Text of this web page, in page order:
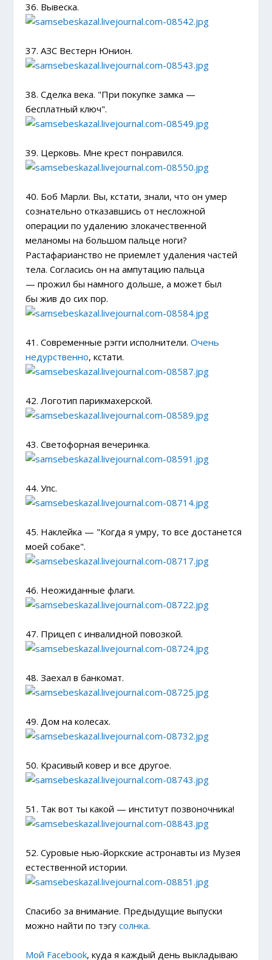
36. Вывеска.
37. АЗС Вестерн Юнион.
38. Сделка века. "При покупке замка —
бесплатный ключ".
39. Церковь. Мне крест понравился.
40. Боб Марли. Вы, кстати, знали, что он умер
сознательно отказавшись от несложной
операции по удалению злокачественной
меланомы на большом пальце ноги?
Растафарианство не приемлет удаления частей
тела. Согласись он на ампутацию пальца
— прожил бы намного дольше, а может был
бы жив до сих пор.
41. Современные рэгги исполнители.Очень
недурственно, кстати.
42. Логотип парикмахерской.
43. Светофорная вечеринка.
44. Упс.
45. Наклейка — "Когда я умру, то все достанется
моей собаке".
46. Неожиданные флаги.
47. Прицеп с инвалидной повозкой.
48. Заехал в банкомат.
49. Дом на колесах.
50. Красивый ковер и все другое.
51. Так вот ты какой — институт позвоночника!
52. Суровые нью-йоркские астронавты из Музея
естественной истории.
Спасибо за внимание. Предыдущие выпуски
можно найти по тэгусолнка.
Мой Facebook, куда я каждый день выкладываю